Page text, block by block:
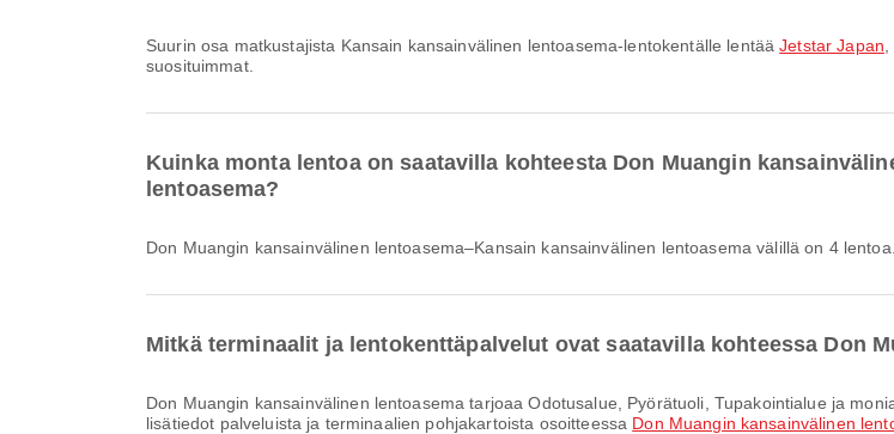
Suurin osa matkustajista Kansain kansainvälinen lentoasema-lentokentälle lentääJetstar Japan
suosituimmat.
Kuinka monta lentoa on saatavilla kohteesta Don Muangin
lentoasema?
Don Muangin kansainvälinen lentoasema–Kansain kansainvälinen lentoasema välillä on 4 lentoa.
Mitkä terminaalit ja lentokenttäpalvelut ovat saatavilla kohteessa Don
Don Muangin kansainvälinen lentoasema tarjoaa Odotusalue, Pyörätuoli, Tupakointialue ja monia muita palveluja parantaakseen matkakokemustasi. Voit tarkistaa
lisätiedot palveluista ja terminaalien pohjakartoista osoitteessa Don Muangin kansainvälinen